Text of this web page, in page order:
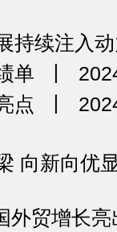
持续注入
单
点
向新向优
外贸增长